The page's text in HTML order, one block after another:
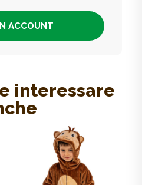
ACCOUNT
interessare